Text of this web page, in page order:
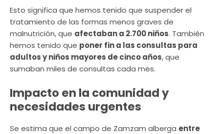
Esto significa que hemos tenido que suspender el
tratamiento de las formas menos graves de
malnutrición, que afectaban a 2.700 niños. También
hemos tenido que poner fin a las consultas para
adultos y niños mayores de cinco años, que
sumaban miles de consultas cada mes.
Impacto en la comunidad y
necesidades urgentes
Se estima que el campo de Zamzam alberga entre